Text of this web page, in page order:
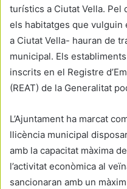
turístics a Ciutat Vella. Pel
els habitatges que vulguin
a Ciutat Vella- hauran de
municipal. Els
inscrits en el Registre
(REAT) de la Generalitat
L’Ajuntament ha marcat
llicència municipal
amb la capacitat màxima
l’activitat econòmica al
sancionaran amb un